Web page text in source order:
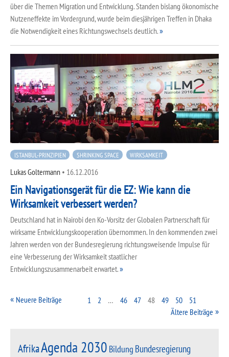
über die Themen Migration und Entwicklung. Standen bislang ökonomische
Nutzeneffekte im Vordergrund, wurde beim diesjährigen Treffen in Dhaka
die Notwendigkeit eines Richtungswechsels deutlich.
ISTANBUL-PRINZIPIEN SHRINKING SPACE WIRKSAMKEIT
Lukas Goltermann • 16.12.2016
Ein Navigationsgerät für die EZ: Wie kann die
Wirksamkeit verbessert werden?
Deutschland hat in Nairobi den Ko-Vorsitz der Globalen Partnerschaft für
wirksame Entwicklungskooperation übernommen. In den kommenden zwei
Jahren werden von der Bundesregierung richtungsweisende Impulse für
eine Verbesserung der Wirksamkeit staatlicher
Entwicklungszusammenarbeit erwartet.
Neuere Beiträge 1 2 … 46 47 48 49 50
51
Ältere Beiträge
AfrikaAgenda 2030 Bildung Bundesregierung